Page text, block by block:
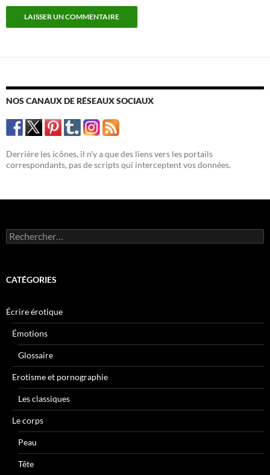
NOS CANAUX DE RÉSEAUX SOCIAUX
Derrière les icônes, il n'y a que des liens vers les portails
correspondants, pas de scripts qui interceptent vos données.
Rechercher :
CATÉGORIES
Écrire érotique
Émotions
Glossaire
Erotisme et pornographie
Les classiques
Le corps
Peau
Tête